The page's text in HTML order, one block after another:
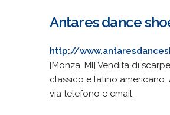
Antares dance
http://
[Monza, MI] Vendita di
classico e latino
via telefono e email.